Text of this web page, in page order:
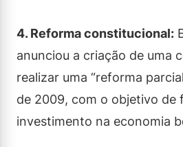
4. Reforma constitucional:
anunciou a criação de uma
realizar uma “reforma
de 2009, com o objetivo de
investimento na economia